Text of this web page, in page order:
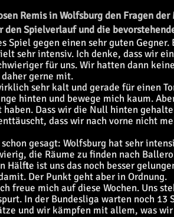
Remis in Wolfsburg den Fragen
Spielverlauf und die
Spiel gegen einen sehr guten
sehr intensiv. Ich denke, dass wir
für uns. Wir hatten dann
gerne mit.
sehr kalt und gerade für einen
hinten und bewege mich kaum.
Dass wir die Null hinten
dass wir nach vorne nicht
gesagt: Wolfsburg hat sehr
die Räume zu finden nach
ist uns das noch besser
Der Punkt geht aber in Ordnung.
freue mich auf diese Wochen. Uns
In der Bundesliga warten noch 13
und wir kämpfen mit allem, was